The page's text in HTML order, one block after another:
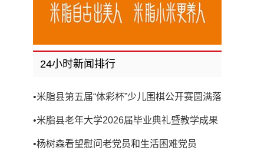
24小时新闻排行
•米脂县第五届“体彩杯”少儿围棋公开赛圆满落
•米脂县老年大学2026届毕业典礼暨教学成果
•杨树森看望慰问老党员和生活困难党员